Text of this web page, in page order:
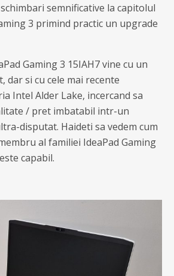
semnificative la capitolul
3 primind practic un upgrade
Gaming 3 15IAH7 vine cu un
dar si cu cele mai recente
Intel Alder Lake, incercand sa
/ pret imbatabil intr-un
disputat. Haideti sa vedem cum
al familiei IdeaPad Gaming
capabil.